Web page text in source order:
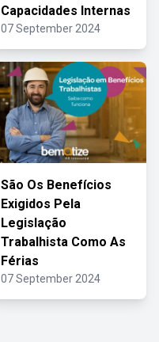
Capacidades Internas
07 September 2024
São Os Benefícios
Exigidos Pela
Legislação
Trabalhista Como As
Férias
07 September 2024